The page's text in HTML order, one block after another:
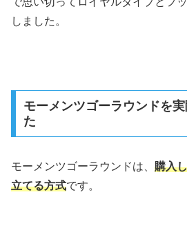
しました。
モーメンツゴーラウンドを
た
モーメンツゴーラウンドは、 購入
立てる方式です。